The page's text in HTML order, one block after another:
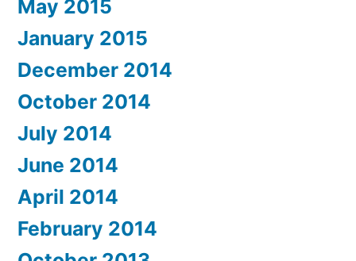
May 2015
January 2015
December 2014
October 2014
July 2014
June 2014
April 2014
February 2014